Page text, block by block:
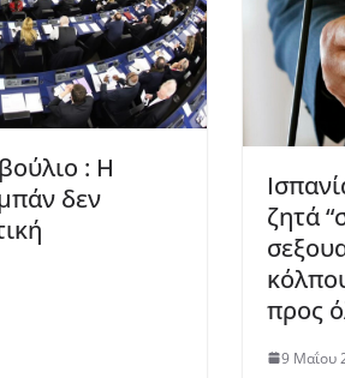
: Η
δεν
ζητά
προς
9 Μαΐου